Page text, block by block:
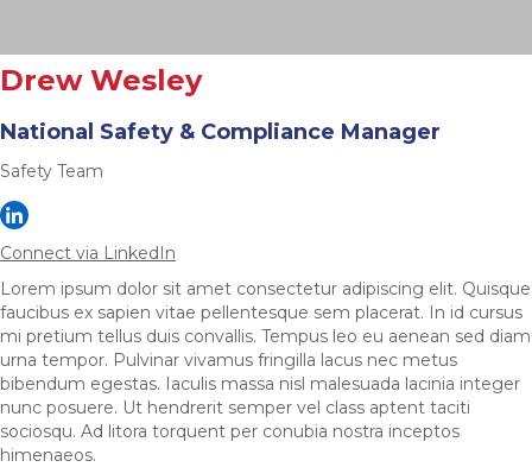
Drew Wesley
National Safety & Compliance Manager
Safety Team
Connect via LinkedIn
Lorem ipsum dolor sit amet consectetur adipiscing elit. Quisque
faucibus ex sapien vitae pellentesque sem placerat. In id cursus
mi pretium tellus duis convallis. Tempus leo eu aenean sed diam
urna tempor. Pulvinar vivamus fringilla lacus nec metus
bibendum egestas. Iaculis massa nisl malesuada lacinia integer
nunc posuere. Ut hendrerit semper vel class aptent taciti
sociosqu. Ad litora torquent per conubia nostra inceptos
himenaeos.